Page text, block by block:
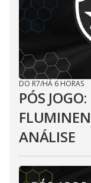
DO R7/HÁ 6 HORAS
PÓS
ANÁLISE